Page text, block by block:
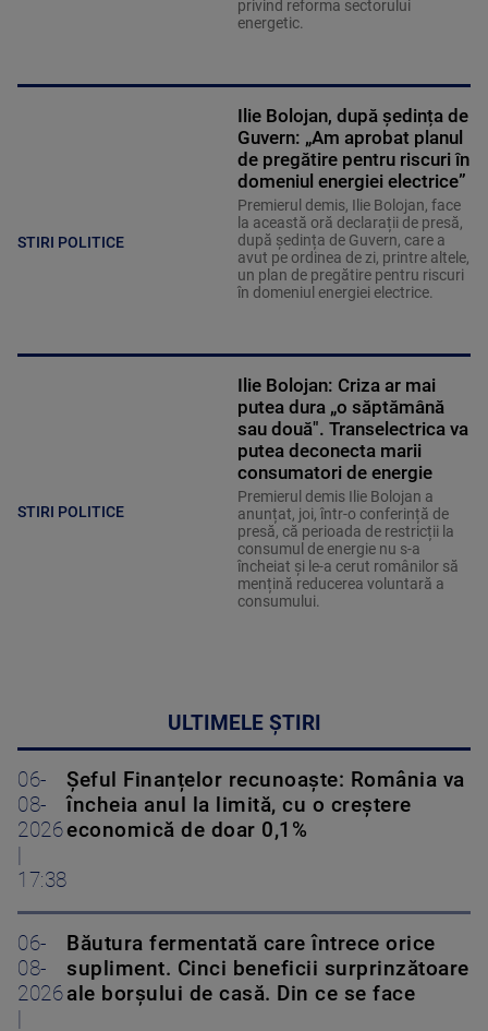
privind reforma sectorului
energetic.
STIRI POLITICE
Ilie Bolojan, după ședința de
Guvern: „Am aprobat planul
de pregătire pentru riscuri în
domeniul energiei electrice”
Premierul demis, Ilie Bolojan, face
la această oră declarații de presă,
după ședința de Guvern, care a
avut pe ordinea de zi, printre altele,
un plan de pregătire pentru riscuri
în domeniul energiei electrice.
STIRI POLITICE
Ilie Bolojan: Criza ar mai
putea dura „o săptămână
sau două". Transelectrica va
putea deconecta marii
consumatori de energie
Premierul demis Ilie Bolojan a
anunțat, joi, într-o conferință de
presă, că perioada de restricții la
consumul de energie nu s-a
încheiat și le-a cerut românilor să
mențină reducerea voluntară a
consumului.
ULTIMELE ȘTIRI
06-
08-
2026
17:38
Șeful Finanțelor recunoaște: România va
încheia anul la limită, cu o creștere
economică de doar 0,1%
06-
08-
2026
Băutura fermentată care întrece orice
supliment. Cinci beneficii surprinzătoare
ale borșului de casă. Din ce se face